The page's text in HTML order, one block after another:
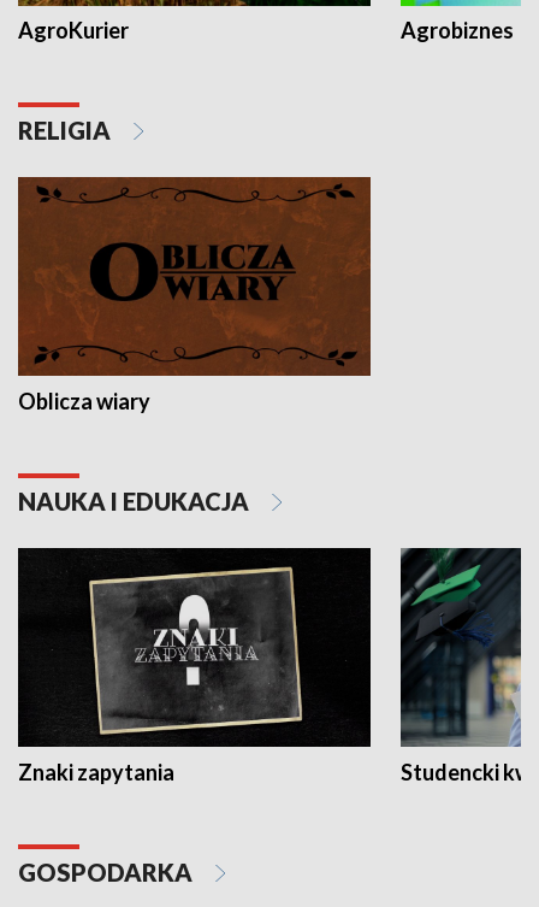
AgroKurier Agrobiznes
RELIGIA
Oblicza wiary
NAUKA I EDUKACJA
Znaki zapytania Studencki
GOSPODARKA